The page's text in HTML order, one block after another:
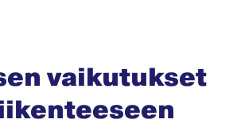
vaikutukset